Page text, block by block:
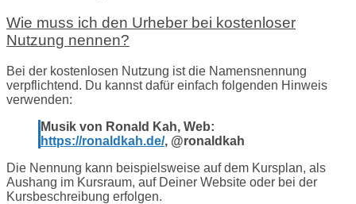
Wie muss ich den Urheber bei kostenloser
Nutzung nennen?
Bei der kostenlosen Nutzung ist die Namensnennung
verpflichtend. Du kannst dafür einfach folgenden Hinweis
verwenden:
Musik von Ronald Kah, Web:
https://ronaldkah.de/, @ronaldkah
Die Nennung kann beispielsweise auf dem Kursplan, als
Aushang im Kursraum, auf Deiner Website oder bei der
Kursbeschreibung erfolgen.